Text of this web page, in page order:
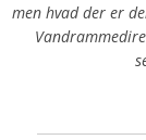
men hvad der er